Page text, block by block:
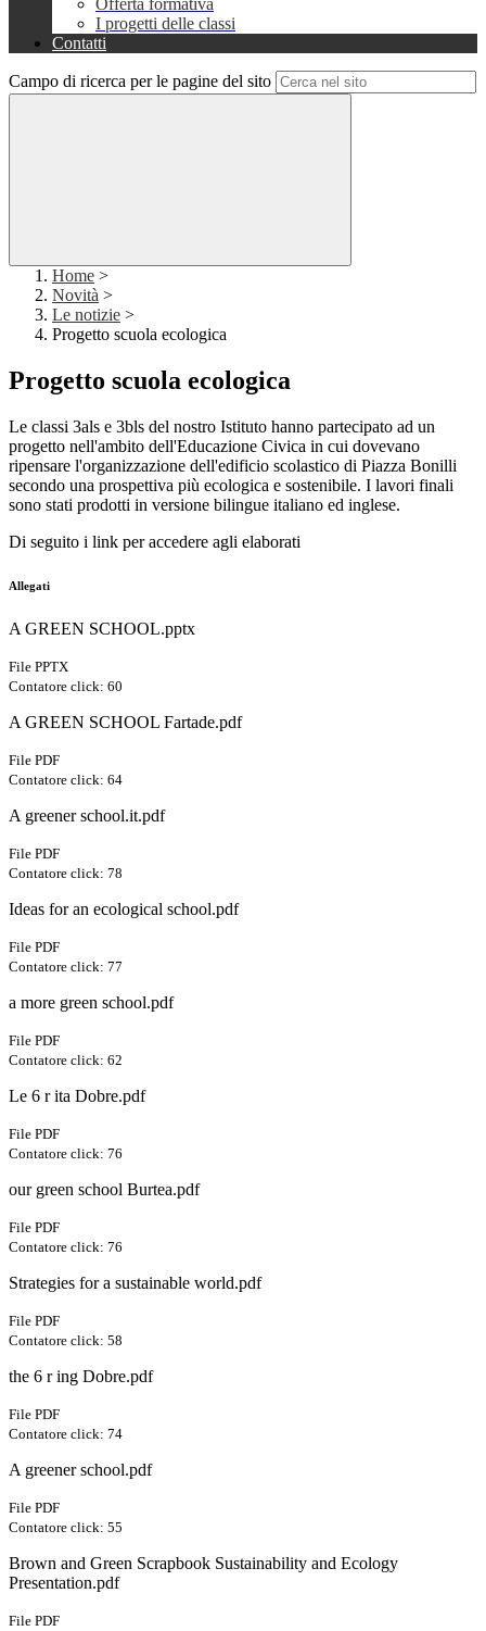
Offerta formativa
I progetti delle classi
Contatti
Campo di ricerca per le pagine del sito
Home >
Novità >
Le notizie >
Progetto scuola ecologica
Progetto scuola ecologica
Le classi 3als e 3bls del nostro Istituto hanno partecipato ad un
progetto nell'ambito dell'Educazione Civica in cui dovevano
ripensare l'organizzazione dell'edificio scolastico di Piazza Bonilli
secondo una prospettiva più ecologica e sostenibile. I lavori finali
sono stati prodotti in versione bilingue italiano ed inglese.
Di seguito i link per accedere agli elaborati
Allegati
A GREEN SCHOOL.pptx
File PPTX
Contatore click: 60
A GREEN SCHOOL Fartade.pdf
File PDF
Contatore click: 64
A greener school.it.pdf
File PDF
Contatore click: 78
Ideas for an ecological school.pdf
File PDF
Contatore click: 77
a more green school.pdf
File PDF
Contatore click: 62
Le 6 r ita Dobre.pdf
File PDF
Contatore click: 76
our green school Burtea.pdf
File PDF
Contatore click: 76
Strategies for a sustainable world.pdf
File PDF
Contatore click: 58
the 6 r ing Dobre.pdf
File PDF
Contatore click: 74
A greener school.pdf
File PDF
Contatore click: 55
Brown and Green Scrapbook Sustainability and Ecology
Presentation.pdf
File PDF